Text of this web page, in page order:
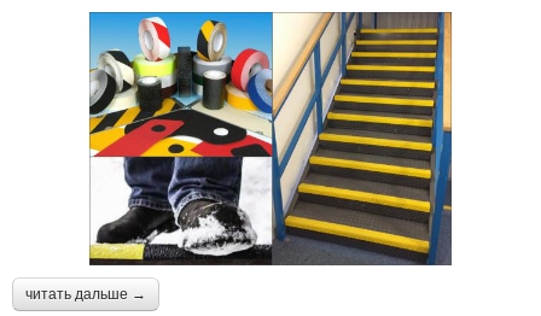
читать дальше →